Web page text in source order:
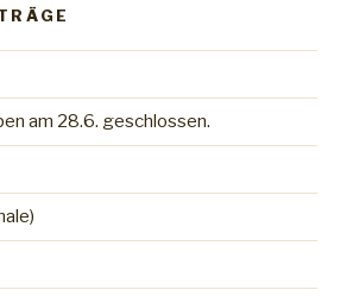
am 28.6. geschlossen.